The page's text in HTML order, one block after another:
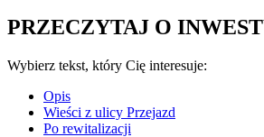
PRZECZYTAJ O
Wybierz tekst, który Cię interesuje:
Opis
Wieści z ulicy Przejazd
Po rewitalizacji